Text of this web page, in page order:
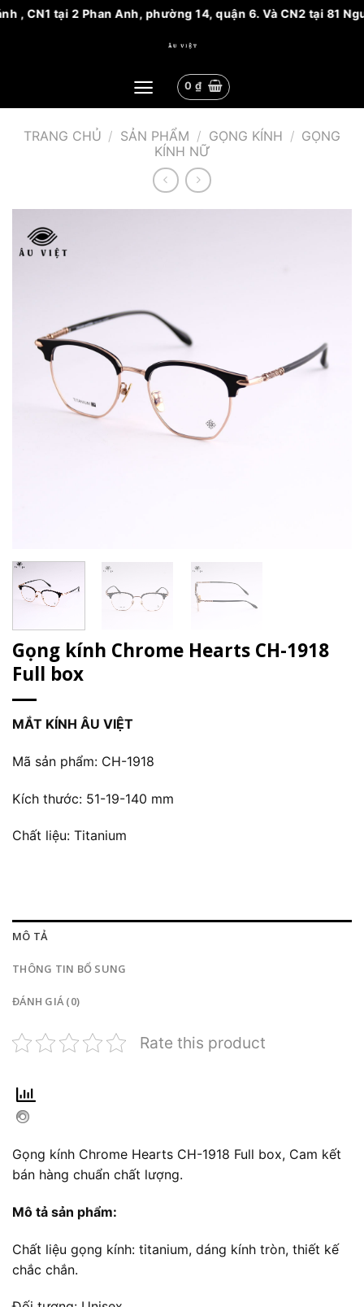
tại 2 Phan Anh, phường 14, quận 6. Và CN2 tại 81
0 ₫
TRANG CHỦ / SẢN PHẨM / GỌNG KÍNH / GỌNG
KÍNH NỮ
Gọng kính Chrome Hearts CH-1918
Full box
MẮT KÍNH ÂU VIỆT
Mã sản phẩm: CH-1918
Kích thước: 51-19-140 mm
Chất liệu: Titanium
MÔ TẢ
THÔNG TIN BỔ SUNG
ĐÁNH GIÁ (0)
Rate this product
Gọng kính Chrome Hearts CH-1918 Full box, Cam kết
bán hàng chuẩn chất lượng.
Mô tả sản phẩm:
Chất liệu gọng kính: titanium, dáng kính tròn, thiết kế
chắc chắn.